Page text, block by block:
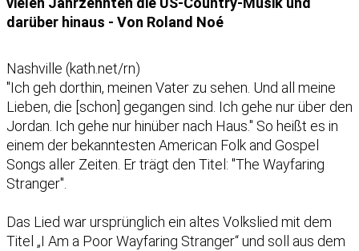
darüber hinaus - Von Roland Noé
Nashville (kath.net/rn)
"Ich geh dorthin, meinen Vater zu sehen. Und all meine
Lieben, die [schon] gegangen sind. Ich gehe nur über den
Jordan. Ich gehe nur hinüber nach Haus." So heißt es in
einem der bekanntesten American Folk and Gospel
Songs aller Zeiten. Er trägt den Titel: "The Wayfaring
Stranger".
Das Lied war ursprünglich ein altes Volkslied mit dem
Titel „I Am a Poor Wayfaring Stranger“ und soll aus dem